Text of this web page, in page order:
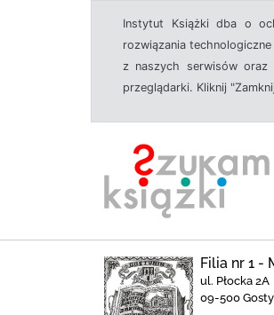
Instytut Książki dba o
rozwiązania
z naszych serwisów oraz
przeglądarki. Kliknij
Filia nr 1 -
ul. Płocka 2A
09-500